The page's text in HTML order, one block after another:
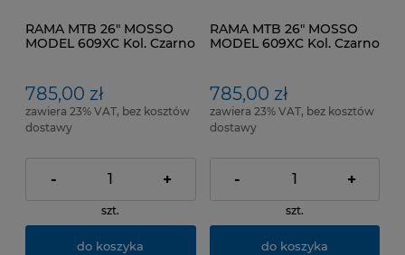
RAMA MTB 26" MOSSO
MODEL 609XC Kol. Czarno
785,00 zł
zawiera 23% VAT, bez kosztów
dostawy
- +
szt.
do koszyka
RAMA MTB 26" MOSSO
MODEL 609XC Kol. Czarno
785,00 zł
zawiera 23% VAT, bez kosztów
dostawy
- +
szt.
do koszyka